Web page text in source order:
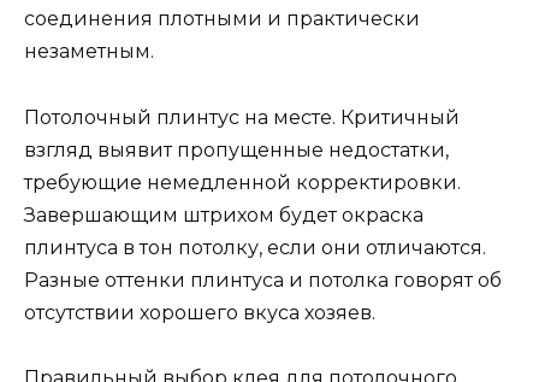
соединения плотными и практически
незаметным.
Потолочный плинтус на месте. Критичный
взгляд выявит пропущенные недостатки,
требующие немедленной корректировки.
Завершающим штрихом будет окраска
плинтуса в тон потолку, если они отличаются.
Разные оттенки плинтуса и потолка говорят об
отсутствии хорошего вкуса хозяев.